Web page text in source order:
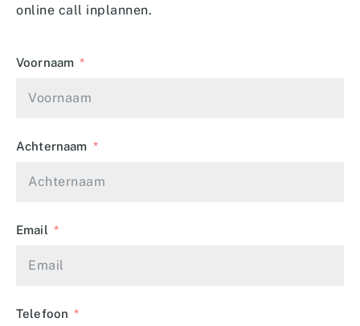
online call inplannen.
Voornaam
Achternaam
Email
Telefoon